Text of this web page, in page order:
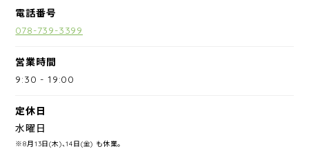
電話番号
078-739-3399
営業時間
9:30 -19:00
定休日
水曜日
※8月13日(木)、14日(金) も休業。